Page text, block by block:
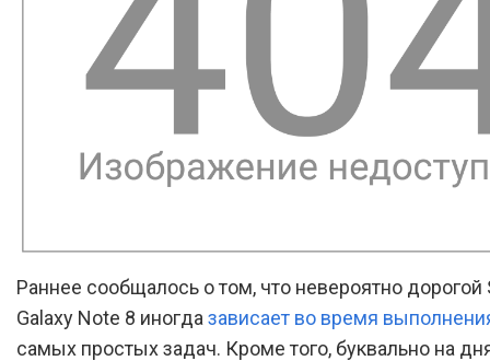
Раннее сообщалось о том, что невероятно дорогой
Galaxy Note 8 иногда зависает во время
самых простых задач. Кроме того, буквально на